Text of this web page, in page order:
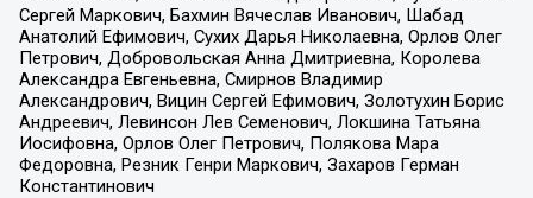
Сергей Маркович, Бахмин Вячеслав Иванович, Шабад
Анатолий Ефимович, Сухих Дарья Николаевна, Орлов Олег
Петрович, Добровольская Анна Дмитриевна, Королева
Александра Евгеньевна, Смирнов Владимир
Александрович, Вицин Сергей Ефимович, Золотухин Борис
Андреевич, Левинсон Лев Семенович, Локшина Татьяна
Иосифовна, Орлов Олег Петрович, Полякова Мара
Федоровна, Резник Генри Маркович, Захаров Герман
Константинович